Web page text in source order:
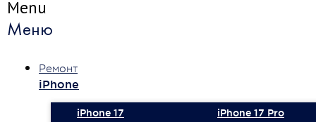
Menu
Меню
Ремонт
iPhone
iPhone 17
iPhone 17 Pro